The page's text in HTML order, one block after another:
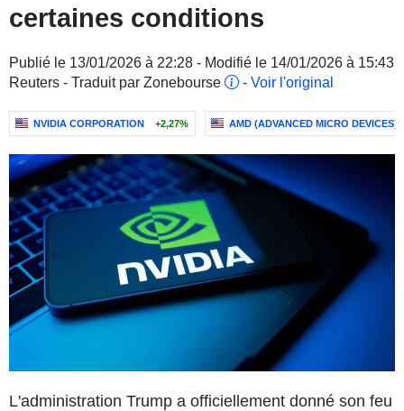
certaines conditions
Publié le 13/01/2026 à 22:28 - Modifié le 14/01/2026 à 15:43
Reuters - Traduit par Zonebourse
- Voir l'original
NVIDIA CORPORATION +2,27% AMD (ADVANCED MICRO DEVICES)
L'administration Trump a officiellement donné son feu